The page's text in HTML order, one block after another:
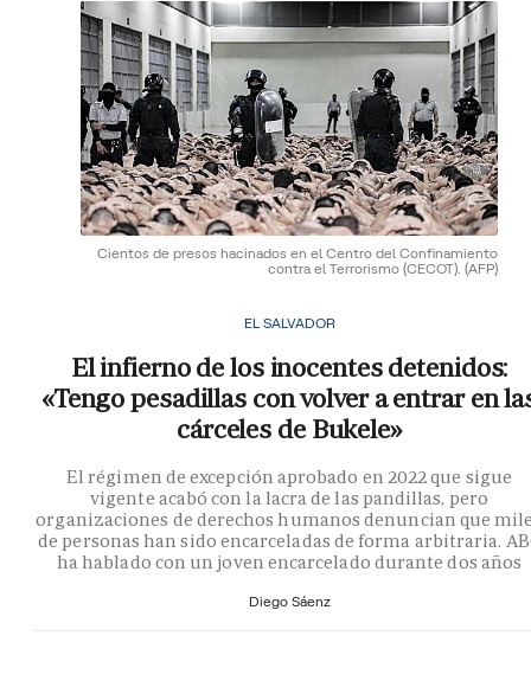
Cientos de presos hacinados en el Centro del Confinamiento
contra el Terrorismo (CECOT). (AFP)
EL SALVADOR
El infierno de los inocentes detenidos:
«Tengo pesadillas con volver a entrar en
cárceles de Bukele»
El régimen de excepción aprobado en 2022 que sigue
vigente acabó con la lacra de las pandillas, pero
organizaciones de derechos humanos denuncian que
de personas han sido encarceladas de forma arbitraria.
ha hablado con un joven encarcelado durante dos años
Diego Sáenz